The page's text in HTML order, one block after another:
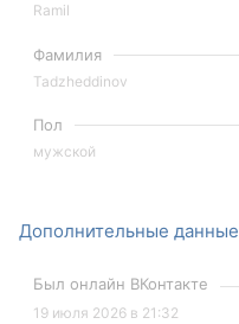
Ramil
Фамилия
Tadzheddinov
Пол
мужской
Дополнительные данные
Был онлайн ВКонтакте
19 июля 2026 в 21:32